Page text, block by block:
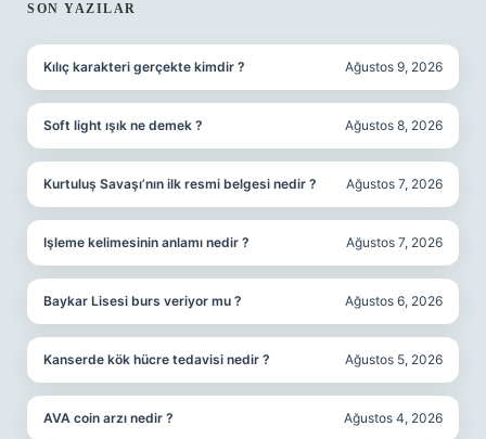
SIDEBAR
SON YAZILAR
Kılıç karakteri gerçekte kimdir ? Ağustos 9, 2026
Soft light ışık ne demek ? Ağustos 8, 2026
Kurtuluş Savaşı’nın ilk resmi belgesi nedir ? Ağustos 7, 2026
Işleme kelimesinin anlamı nedir ? Ağustos 7, 2026
Baykar Lisesi burs veriyor mu ? Ağustos 6, 2026
Kanserde kök hücre tedavisi nedir ? Ağustos 5, 2026
AVA coin arzı nedir ? Ağustos 4, 2026